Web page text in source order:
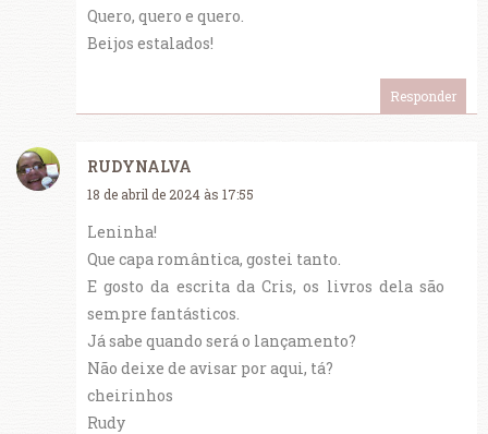
Quero, quero e quero.
Beijos estalados!
Responder
RUDYNALVA
18 de abril de 2024 às 17:55
Leninha!
Que capa romântica, gostei tanto.
E gosto da escrita da Cris, os livros dela são
sempre fantásticos.
Já sabe quando será o lançamento?
Não deixe de avisar por aqui, tá?
cheirinhos
Rudy